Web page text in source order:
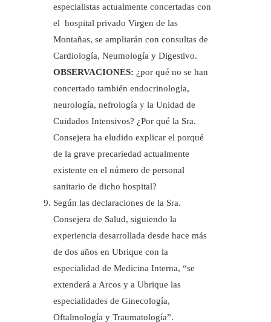
especialistas actualmente concertadas con
el hospital privado Virgen de las
Montañas, se ampliarán con consultas de
Cardiología, Neumología y Digestivo.
OBSERVACIONES: ¿por qué no se han
concertado también endocrinología,
neurología, nefrología y la Unidad de
Cuidados Intensivos? ¿Por qué la Sra.
Consejera ha eludido explicar el porqué
de la grave precariedad actualmente
existente en el número de personal
sanitario de dicho hospital?
Según las declaraciones de la Sra.
Consejera de Salud, siguiendo la
experiencia desarrollada desde hace más
de dos años en Ubrique con la
especialidad de Medicina Interna, “se
extenderá a Arcos y a Ubrique las
especialidades de Ginecología,
Oftalmología y Traumatología”.